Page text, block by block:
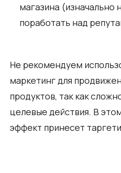
магазина (изначально
поработать над
Не рекомендуем
маркетинг для
продуктов, так как
целевые действия. В
эффект принесет